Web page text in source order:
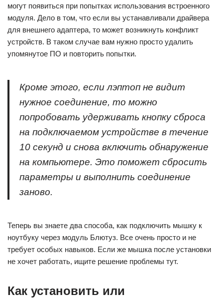
могут появиться при попытках использования встроенного
модуля. Дело в том, что если вы устанавливали драйвера
для внешнего адаптера, то может возникнуть конфликт
устройств. В таком случае вам нужно просто удалить
упомянутое ПО и повторить попытки.
Кроме этого, если лэптоп не видит
нужное соединение, то можно
попробовать удерживать кнопку сброса
на подключаемом устройстве в течение
10 секунд и снова включить обнаружение
на компьютере. Это поможет сбросить
параметры и выполнить соединение
заново.
Теперь вы знаете два способа, как подключить мышку к
ноутбуку через модуль Блютуз. Все очень просто и не
требует особых навыков. Если же мышка после установки
не хочет работать, ищите решение проблемы тут.
Как установить или